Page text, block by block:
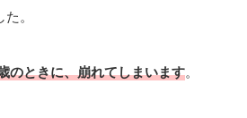
。
のときに、崩れてしまいます。